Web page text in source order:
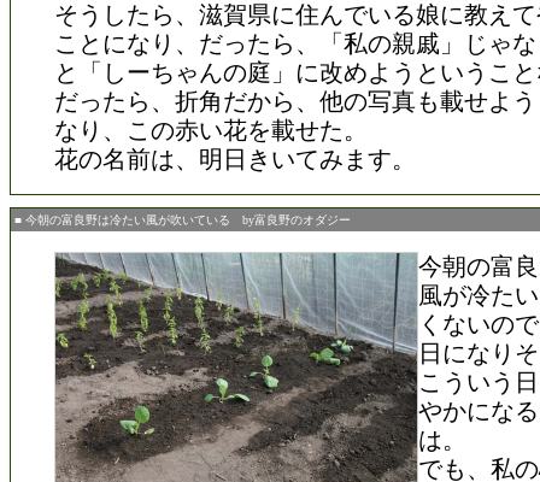
そうしたら、滋賀県に住んでいる娘に教え
ことになり、だったら、「私の親戚」じゃ
と「しーちゃんの庭」に改めようというこ
だったら、折角だから、他の写真も載せよ
なり、この赤い花を載せた。
花の名前は、明日きいてみます。
■ 今朝の富良野は冷たい風が吹いている by富良野のオダジー
今朝の富
風が冷た
くないの
日になり
こういう
やかにな
は。
でも、私